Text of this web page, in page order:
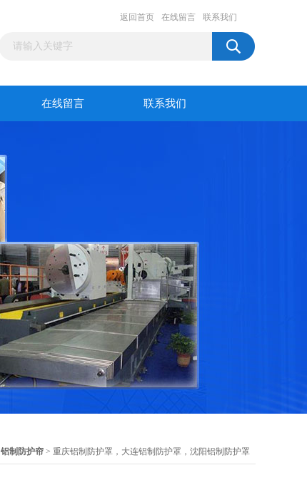
返回首页 在线留言 联系我们
在线留言 联系我们
铝制防护帘 > 重庆铝制防护罩，大连铝制防护罩，沈阳铝制防护罩